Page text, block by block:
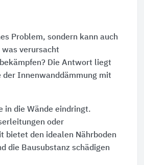
Problem, sondern kann auch
was verursacht
Die Antwort liegt
der Innenwanddämmung mit
in die Wände eindringt.
oder
bietet den idealen Nährboden
die Bausubstanz schädigen